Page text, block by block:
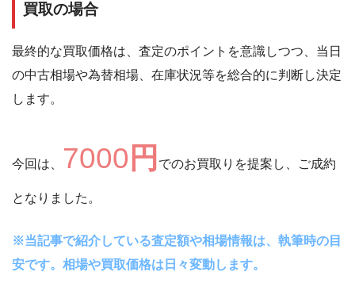
買取の場合
最終的な買取価格は、査定のポイントを意識しつつ、当日
の中古相場や為替相場、在庫状況等を総合的に判断し決定
します。
今回は、 7000 円 でのお買取りを提案し、ご成約
となりました。
※当記事で紹介している査定額や相場情報は、執筆時の目
安です。相場や買取価格は日々変動します。